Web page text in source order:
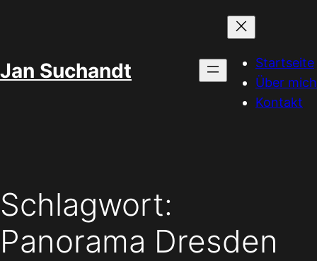
Jan Suchandt
Startseite
Über mich
Kontakt
Schlagwort:
Panorama Dresden